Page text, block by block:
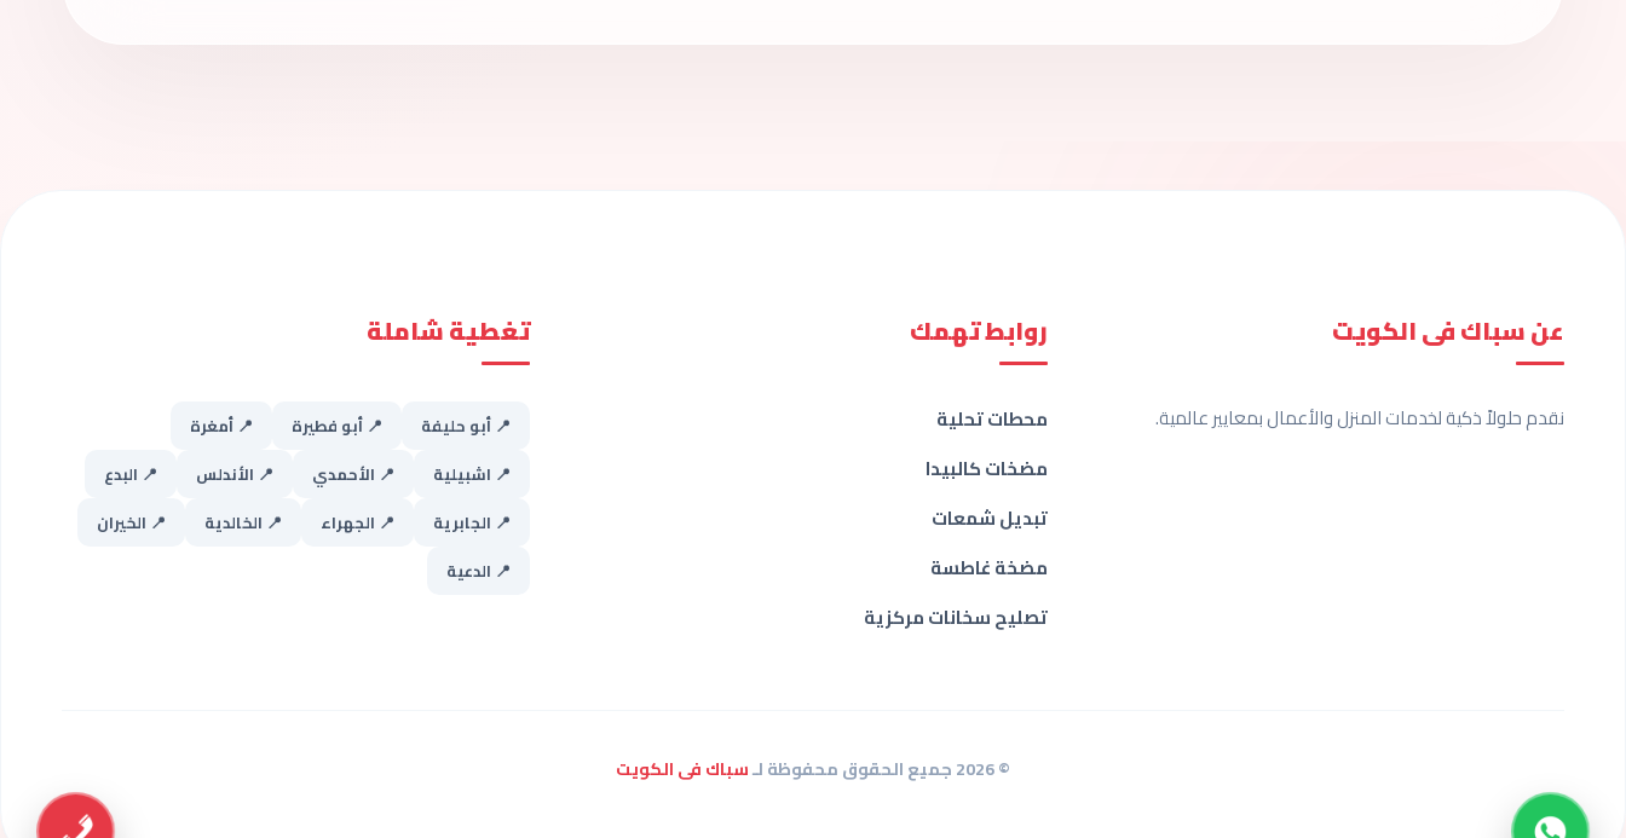
عن سباك فى الكويت
نقدم حلولاً ذكية لخدمات المنزل والأعمال بمعايير عالمية.
روابط تهمك
محطات تحلية
مضخات كالبيدا
تبديل شمعات
مضخة غاطسة
تصليح سخانات مركزية
تغطية شاملة
📍 أبو حليفة 📍 أبو فطيرة
📍 أمغرة
📍 اشبيلية
📍 الأحمدي 📍 الأندلس
📍 البدع
📍 الجابرية
📍 الجهراء 📍 الخالدية
📍 الخيران
📍 الدعية
© 2026 جميع الحقوق محفوظة لـ سباك فى الكويت